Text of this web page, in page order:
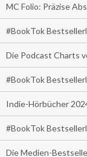
MC Folio: Präzise
#BookTok
Die Podcast Charts
#BookTok
Indie-Hörbücher
#BookTok
Die Medien-